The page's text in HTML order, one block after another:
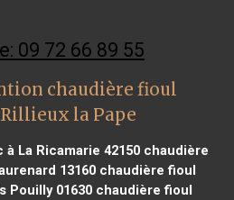
09 72 66 89 55
chaudière fioul
la Pape
La Ricamarie 42150chaudière
13160 chaudière fioul
Pouilly 01630chaudière fioul